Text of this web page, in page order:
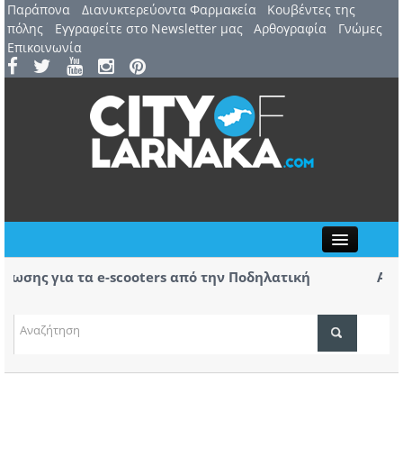
Παράπονα Διανυκτερεύοντα Φαρμακεία
Kουβέντες της
πόλης
Εγγραφείτε στο Newsletter μας Αρθογραφία
Γνώμες
Επικοινωνία
ΤΟΠΙΚΑ ΝΕΑ
για τα e-scooters από την Ποδηλατική
Αερ.